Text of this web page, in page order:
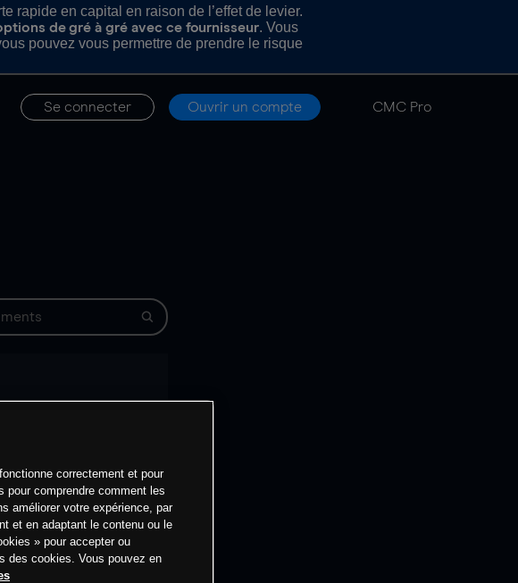
rapide en capital en raison de l’effet de levier.
de gré à gré avec ce fournisseur. Vous
pouvez vous permettre de prendre le risque
Se connecter Ouvrir un compte CMC Pro
correctement et pour
pour comprendre comment les
améliorer votre expérience, par
et en adaptant le contenu ou le
» pour accepter ou
des cookies. Vous pouvez en